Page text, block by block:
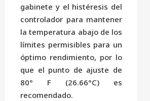
gabinete y el histéresis del
controlador para mantener
la temperatura abajo de los
límites permisibles para un
óptimo rendimiento, por lo
que el punto de ajuste de
80° F (26.66°C) es
recomendado.